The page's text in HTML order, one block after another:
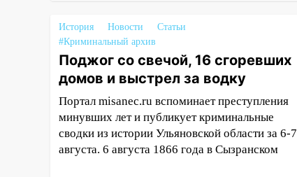
прогноз погоды в Ульяновской
области на выходные 8-9
августа
13:30
В Ульяновске
транспортные
полицейские проведут акцию
«Час пассажира»
13:20 В Ульяновске за один
История Новости
Статьи
#Криминальный архив
Поджог со свечой, 16 сгоревших
домов и выстрел за водку
Портал misanec.ru вспоминает преступления
минувших лет и публикует криминальные
сводки из истории Ульяновской области за 6-7
августа. 6 августа 1866 года в Сызранском